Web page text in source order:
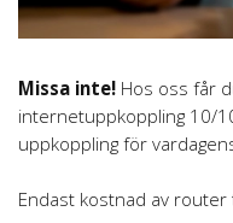
Missa inte! Hos oss får
internetuppkoppling 10/
uppkoppling för
Endast kostnad av router